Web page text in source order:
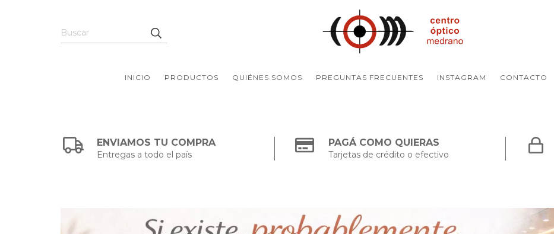
INICIO PRODUCTOS QUIÉNES SOMOS PREGUNTAS FRECUENTES INSTAGRAM CONTACTO
ENVIAMOS TU COMPRA
Entregas a todo el país
PAGÁ COMO QUIERAS
Tarjetas de crédito o efectivo